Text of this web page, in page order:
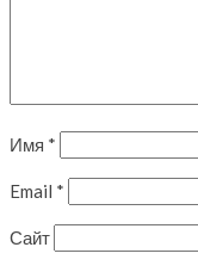
Имя *
Email *
Сайт